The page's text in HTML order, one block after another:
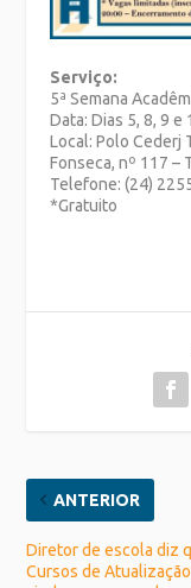
Serviço:
5ª Semana
Data: Dias 5, 8, 9
Local: Polo Cederj
Fonseca, nº 117 –
Telefone: (24)
*Gratuito
ANTERIOR
Diretor de escola diz
Cursos de